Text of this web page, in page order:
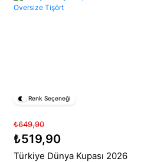
Renk Seçeneği
₺649,90
₺519,90
Türkiye Dünya Kupası 2026